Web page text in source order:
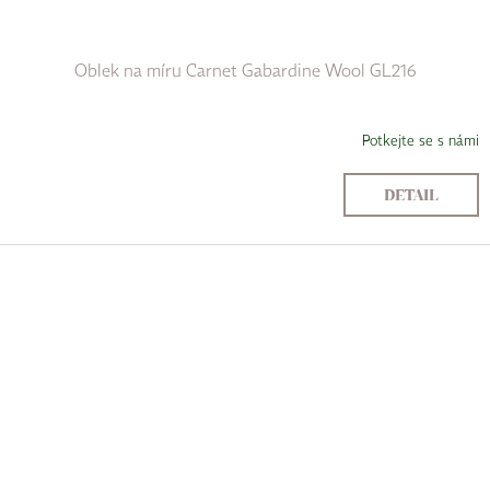
Oblek na míru Carnet Gabardine Wool GL216
Potkejte se s námi
DETAIL